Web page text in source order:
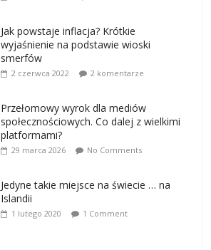
Jak powstaje inflacja? Krótkie
wyjaśnienie na podstawie wioski
smerfów
2 czerwca 2022 2 komentarze
Przełomowy wyrok dla mediów
społecznościowych. Co dalej z wielkimi
platformami?
29 marca 2026 No Comments
Jedyne takie miejsce na świecie … na
Islandii
1 lutego 2020 1 Comment